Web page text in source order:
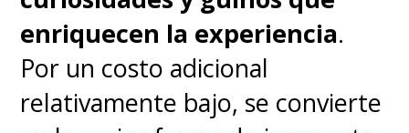
enriquecen la experiencia.
Por un costo adicional
relativamente bajo, se convierte